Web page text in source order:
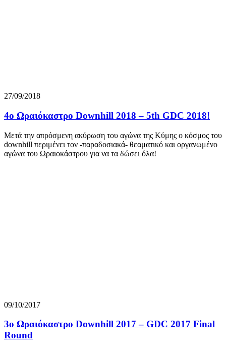
27/09/2018
4o Ωραιόκαστρο Downhill 2018 – 5th GDC 2018!
Μετά την απρόσμενη ακύρωση του αγώνα της Κύμης ο κόσμος του
downhill περιμένει τον -παραδοσιακά- θεαματικό και οργανωμένο
αγώνα του Ωραιοκάστρου για να τα δώσει όλα!
09/10/2017
3o Ωραιόκαστρο Downhill 2017 – GDC 2017 Final
Round